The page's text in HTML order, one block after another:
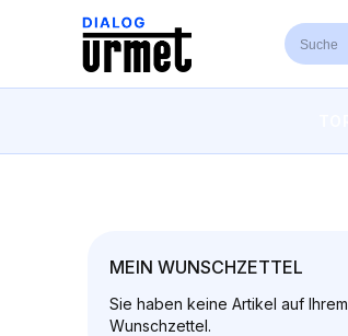
MEIN WUNSCHZETTEL
Sie haben keine Artikel auf Ihrem
Wunschzettel.